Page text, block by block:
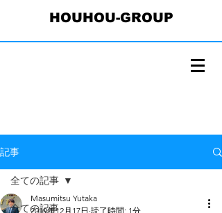
HOUHOU-GROUP
記事
全ての記事
全ての記事
Masumitsu Yutaka
2019年12月17日 読了時間: 1分